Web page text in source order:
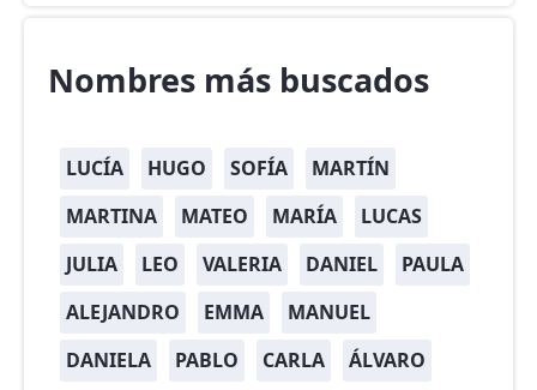
Nombres más buscados
LUCÍA HUGO SOFÍA
MARTÍN
MARTINA
MATEO MARÍA
LUCAS
JULIA
LEO VALERIA DANIEL
PAULA
ALEJANDRO
EMMA
MANUEL
DANIELA
PABLO CARLA ÁLVARO